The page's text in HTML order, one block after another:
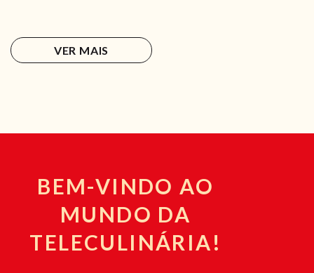
VER MAIS
BEM-VINDO AO
MUNDO DA
TELECULINÁRIA!